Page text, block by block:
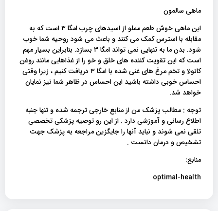
ماهی سالمون
این ماهی خوش طعم مملو از اسیدهای چرب امگا ۳ است که به
مقابله با استرس کمک می کنند و باعث می شود روحیه شما خوب
شود. بدن ما به تنهایی نمی تواند امگا ۳ بسازد. بنابراین بسیار مهم
است که این تقویت کننده های خلق و خو را از غذاهایی مانند روغن
کانولا و تخم مرغ های غنی شده با امگا ۳ دریافت کنیم ، زیرا وقتی
احساس خوبی داشته باشید این احساس در ظاهر شما نیز نمایان
خواهد شد.
توجه : مطالب پزشک من از منابع خارجی ترجمه شده و تنها جنبه
اطلاع رسانی و آموزشی دارد . از این رو توصیه پزشکی تخصصی
تلقی نمی شوند و نباید آنها را جایگزین مراجعه به پزشک جهت
تشخیص و درمان دانست .
منابع:
optimal-health